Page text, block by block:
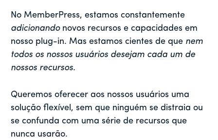
No MemberPress, estamos constantemente
adicionandonovos recursos e capacidades em
nosso plug-in. Mas estamos cientes de que nem
todos os nossos usuários desejam cada um de
nossos recursos.
Queremos oferecer aos nossos usuários uma
solução flexível, sem que ninguém se distraia ou
se confunda com uma série de recursos que
nunca usarão.